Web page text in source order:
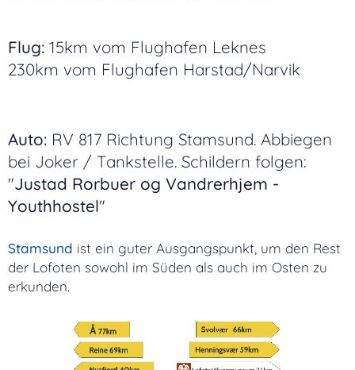
Flug: 15km vom Flughafen Leknes
230km vom Flughafen Harstad/Narvik
Auto: RV 817 Richtung Stamsund. Abbiegen
bei Joker / Tankstelle. Schildern folgen:
"Justad Rorbuer og Vandrerhjem -
Youthhostel"
Stamsund ist ein guter Ausgangspunkt, um den Rest
der Lofoten sowohl im Süden als auch im Osten zu
erkunden.